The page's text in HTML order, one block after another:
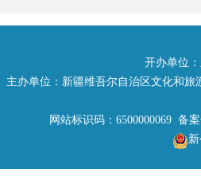
推动我区旅
亿人次，在
公共服务设
游服务软环
步完善旅游
开办单位
主办单位：新疆维吾尔自治区文化和
网站标识码：6500000069 备